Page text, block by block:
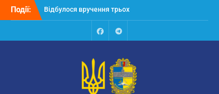
Перейти
Події:
Відбулося вручення трьох
автобусів для потреб
Відбулося засідання
освіти та науки обласної
державної адміністрації
Відбулась обласна
FacebookTalegram